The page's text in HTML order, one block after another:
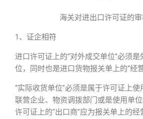
海关对进出口许可证的
1、证企相符
进口许可证上的“对外成交单位”必须
位，同时也是进口货物报关单上的“经营
“实际收货单位”必须是属于许可证上使
联营企业、物资调拨部门或是使用单
许可证上的“出口商”应为报关单上的经